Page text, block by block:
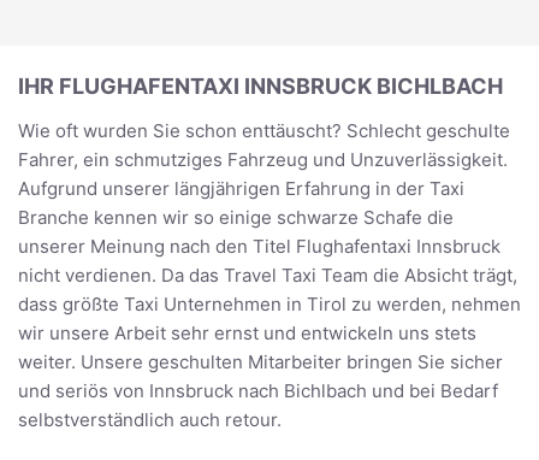
IHR FLUGHAFENTAXI INNSBRUCK BICHLBACH
Wie oft wurden Sie schon enttäuscht? Schlecht geschulte
Fahrer, ein schmutziges Fahrzeug und Unzuverlässigkeit.
Aufgrund unserer längjährigen Erfahrung in der Taxi
Branche kennen wir so einige schwarze Schafe die
unserer Meinung nach den Titel Flughafentaxi Innsbruck
nicht verdienen. Da das Travel Taxi Team die Absicht trägt,
dass größte Taxi Unternehmen in Tirol zu werden, nehmen
wir unsere Arbeit sehr ernst und entwickeln uns stets
weiter. Unsere geschulten Mitarbeiter bringen Sie sicher
und seriös von Innsbruck nach Bichlbach und bei Bedarf
selbstverständlich auch retour.